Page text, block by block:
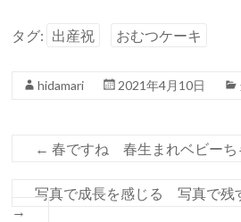
e
o
k
itt
e
タグ: 出産祝 おむつケーキ
hidamari 2021年4月10日
← 春ですね 春生まれベビーち
写真で成長を感じる 写真で
→